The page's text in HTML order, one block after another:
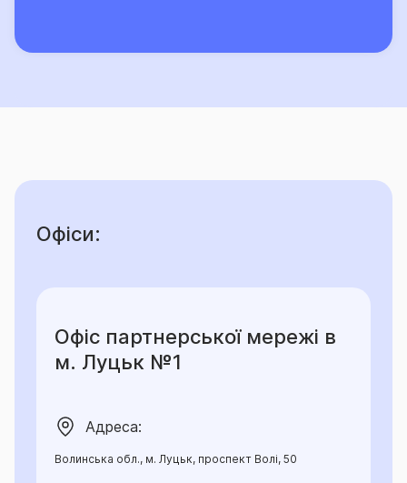
Офіси:
Офіс партнерської мережі в
м. Луцьк №1
Адреса:
Волинська обл., м. Луцьк, проспект Волі, 50